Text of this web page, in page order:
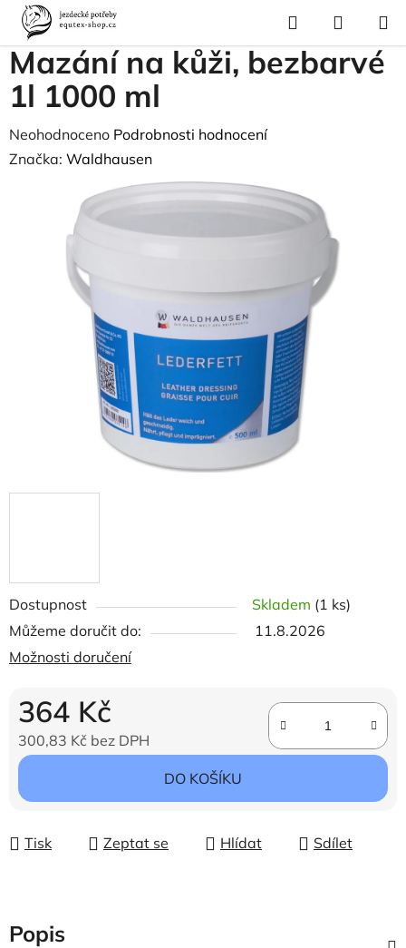
Přejít
obsah
Hledat
KOŠÍK
Domů
Pro koně
Dostupnost Skladem (1 ks)
Můžeme doručit do:
11.8.2026
Možnosti doručení
364 Kč
300,83 Kč bez DPH
Měrná cena:
DO KOŠÍKU
Tisk Zeptat se Hlídat Sdílet
Mazání na kůži, bezbarvé
1l 1000 ml
Průměrné
hodnocení
Neohodnoceno Podrobnosti hodnocení
Značka: Waldhausen
Popis